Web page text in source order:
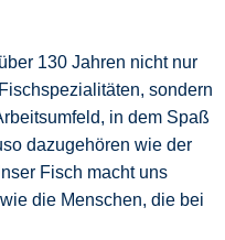
130 Jahren nicht nur
sondern
in dem Spaß
dazugehören wie der
Fisch macht uns
die Menschen, die bei